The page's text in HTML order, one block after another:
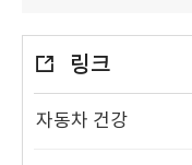
링크
자동차 건강